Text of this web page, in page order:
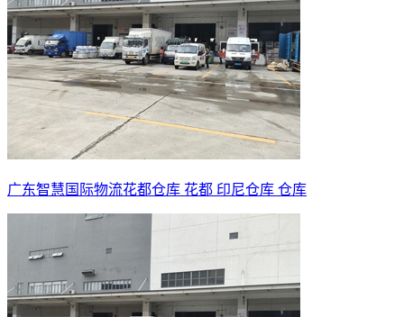
广东智慧国际物流花都仓库 花都 印尼仓库 仓库